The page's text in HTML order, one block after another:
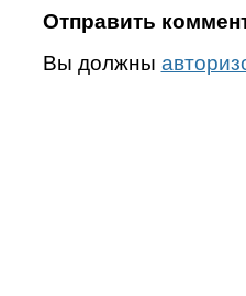
Отправить
Вы должны